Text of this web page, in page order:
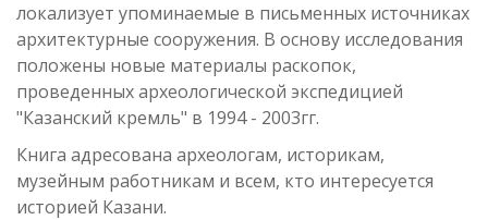
локализует упоминаемые в письменных источниках
архитектурные сооружения. В основу исследования
положены новые материалы раскопок,
проведенных археологической экспедицией
"Казанский кремль" в 1994 - 2003гг.
Книга адресована археологам, историкам,
музейным работникам и всем, кто интересуется
историей Казани.